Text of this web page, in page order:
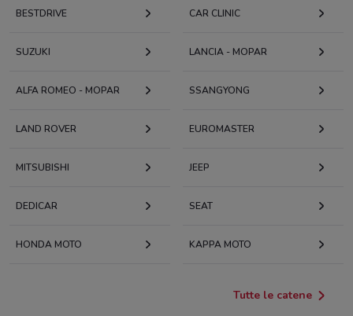
BESTDRIVE CAR CLINIC
SUZUKI LANCIA - MOPAR
ALFA ROMEO - MOPAR SSANGYONG
LAND ROVER EUROMASTER
MITSUBISHI JEEP
DEDICAR SEAT
HONDA MOTO KAPPA MOTO
Tutte le catene